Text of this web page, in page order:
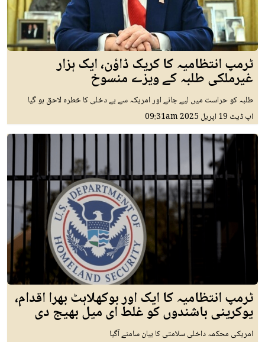
ٹرمپ انتظامیہ کا کریک ڈاؤن، ایک ہزار
غیرملکی طلبہ کے ویزے منسوخ
طلبہ کو حراست میں لیے جانے اور امریکہ سے بے دخلی کا خطرہ لاحق ہو گیا
اپ ڈیٹ 19 اپريل 2025 09:31am
ٹرمپ انتظامیہ کا ایک اور بوکھلاہٹ بھرا اقدام،
یوکرینی باشندوں کو غلط ای میل بھیج دی
امریکی محکمہ داخلی سلامتی کا بیان سامنے آگیا